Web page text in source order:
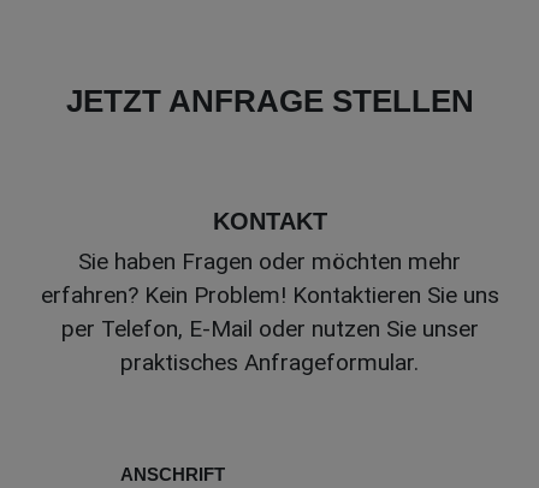
JETZT ANFRAGE STELLEN
KONTAKT
Sie haben Fragen oder möchten mehr
erfahren? Kein Problem! Kontaktieren Sie uns
per Telefon, E-Mail oder nutzen Sie unser
praktisches Anfrageformular.
ANSCHRIFT